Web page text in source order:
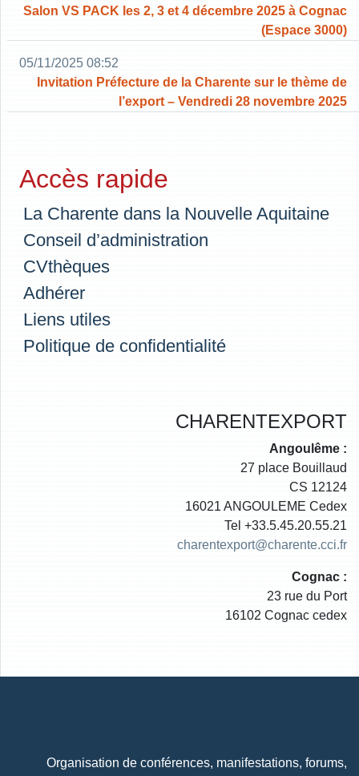
Salon VS PACK les 2, 3 et 4 décembre 2025 à Cognac
(Espace 3000)
05/11/2025 08:52
Invitation Préfecture de la Charente sur le thème de
l’export – Vendredi 28 novembre 2025
Accès rapide
La Charente dans la Nouvelle Aquitaine
Conseil d’administration
CVthèques
Adhérer
Liens utiles
Politique de confidentialité
CHARENTEXPORT
Angoulême :
27 place Bouillaud
CS 12124
16021 ANGOULEME Cedex
Tel +33.5.45.20.55.21
charentexport@charente.cci.fr
Cognac :
23 rue du Port
16102 Cognac cedex
Organisation de conférences, manifestations, forums,